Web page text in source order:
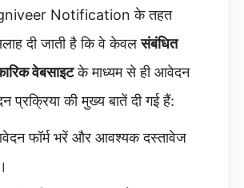
Notification के तहत
दी जाती है कि वे केवलसंबंधित
वेबसाइटके माध्यम से ही आवेदन
की मुख्य बातें दी गई हैं:
फॉर्म भरें और आवश्यक दस्तावेज